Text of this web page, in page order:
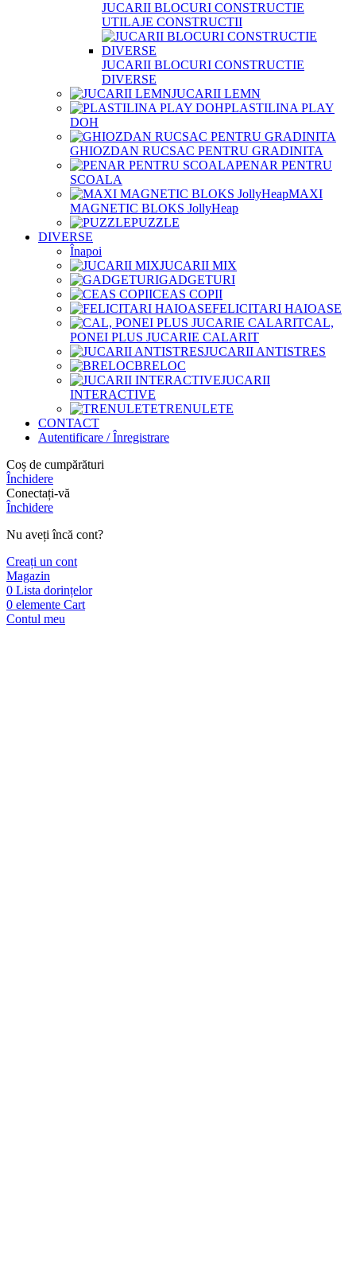
JUCARII BLOCURI CONSTRUCTIE
UTILAJE CONSTRUCTII
JUCARII BLOCURI CONSTRUCTIE
DIVERSE
JUCARII LEMN
PLASTILINA PLAY
DOH
GHIOZDAN RUCSAC PENTRU GRADINITA
PENAR PENTRU
SCOALA
MAXI
MAGNETIC BLOKS JollyHeap
PUZZLE
DIVERSE
Înapoi
JUCARII MIX
GADGETURI
CEAS COPII
FELICITARI HAIOASE
CAL,
PONEI PLUS JUCARIE CALARIT
JUCARII ANTISTRES
BRELOC
JUCARII
INTERACTIVE
TRENULETE
CONTACT
Autentificare / Înregistrare
Coș de cumpărături
Închidere
Conectați-vă
Închidere
Nu aveți încă cont?
Creați un cont
Magazin
0 Lista dorințelor
0 elemente Cart
Contul meu